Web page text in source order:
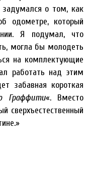
о том, как
одометре, который
Я подумал, что
могла бы молодеть
на комплектующие
работать над этим
забавная короткая
Граффити«. Вместо
сверхъестественный